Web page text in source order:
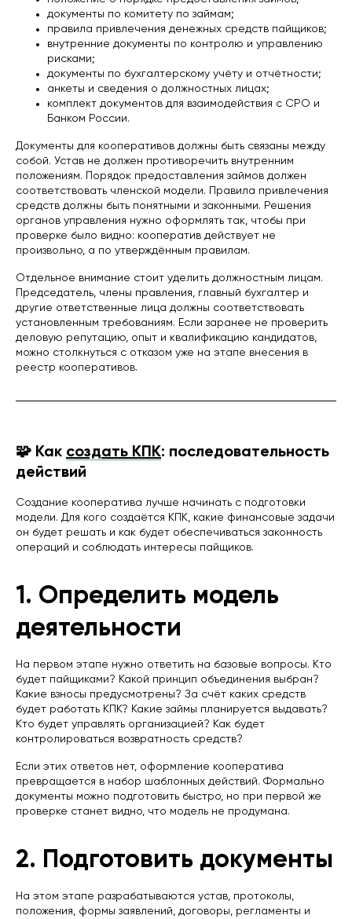
документы по комитету по займам;
правила привлечения денежных средств пайщиков;
внутренние документы по контролю и управлению
рисками;
документы по бухгалтерскому учёту и отчётности;
анкеты и сведения о должностных лицах;
комплект документов для взаимодействия с СРО и
Банком России.
Документы для кооперативов должны быть связаны между
собой. Устав не должен противоречить внутренним
положениям. Порядок предоставления займов должен
соответствовать членской модели. Правила привлечения
средств должны быть понятными и законными. Решения
органов управления нужно оформлять так, чтобы при
проверке было видно: кооператив действует не
произвольно, а по утверждённым правилам.
Отдельное внимание стоит уделить должностным лицам.
Председатель, члены правления, главный бухгалтер и
другие ответственные лица должны соответствовать
установленным требованиям. Если заранее не проверить
деловую репутацию, опыт и квалификацию кандидатов,
можно столкнуться с отказом уже на этапе внесения в
реестр кооперативов.
🧩 Как создать КПК: последовательность
действий
Создание кооператива лучше начинать с подготовки
модели. Для кого создаётся КПК, какие финансовые задачи
он будет решать и как будет обеспечиваться законность
операций и соблюдать интересы пайщиков.
1. Определить модель
деятельности
На первом этапе нужно ответить на базовые вопросы. Кто
будет пайщиками? Какой принцип объединения выбран?
Какие взносы предусмотрены? За счёт каких средств
будет работать КПК? Какие займы планируется выдавать?
Кто будет управлять организацией? Как будет
контролироваться возвратность средств?
Если этих ответов нет, оформление кооператива
превращается в набор шаблонных действий. Формально
документы можно подготовить быстро, но при первой же
проверке станет видно, что модель не продумана.
2. Подготовить документы
На этом этапе разрабатываются устав, протоколы,
положения, формы заявлений, договоры, регламенты и